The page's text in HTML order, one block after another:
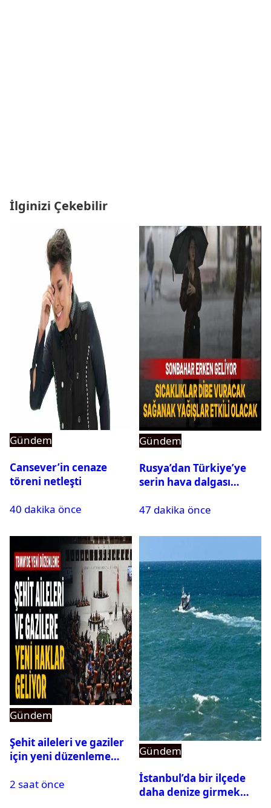
İlginizi Çekebilir
Gündem
Cansever’in cenaze
töreni netleşti
40 dakika önce
Gündem
Rusya’dan Türkiye’ye
serin hava dalgası
düşecek
47 dakika önce
Gündem
Şehit aileleri ve gaziler
için yeni düzenleme
2 saat önce
Gündem
İstanbul’da bir ilçede
daha denize girmek